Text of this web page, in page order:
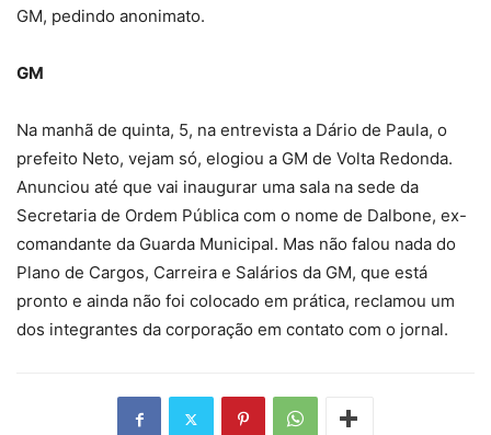
GM, pedindo anonimato.
GM
Na manhã de quinta, 5, na entrevista a Dário de Paula, o
prefeito Neto, vejam só, elogiou a GM de Volta Redonda.
Anunciou até que vai inaugurar uma sala na sede da
Secretaria de Ordem Pública com o nome de Dalbone, ex-
comandante da Guarda Municipal. Mas não falou nada do
Plano de Cargos, Carreira e Salários da GM, que está
pronto e ainda não foi colocado em prática, reclamou um
dos integrantes da corporação em contato com o jornal.